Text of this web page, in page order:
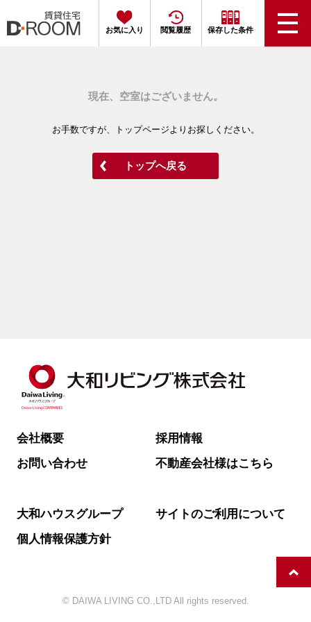
お気に入り 閲覧履歴 保存した条件
現在、空室はございません。
お手数ですが、トップページよりお探しください。
トップへ戻る
会社概要
採用情報
お問い合わせ
不動産会社様はこちら
大和ハウスグループ
サイトのご利用について
個人情報保護方針
© DAIWA LIVING CO.,LTD All rights reserved.